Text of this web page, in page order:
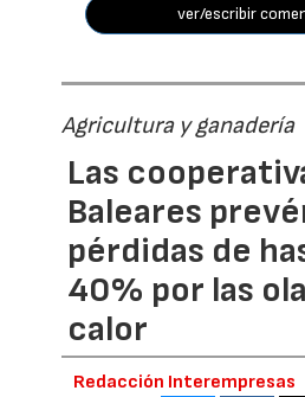
ver/escribir
Agricultura y ganadería
Las
Baleares
pérdidas de
40% por las
calor
Redacción Interempresas